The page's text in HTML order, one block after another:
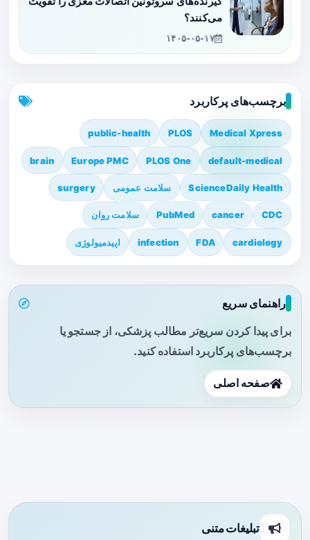
می‌کنند؟
۱۴۰۵-۰۵-۱۷
برچسب‌های پرکاربرد
Medical Xpress
PLOS
public-health
default-medical
PLOS One
Europe PMC
brain
ScienceDaily Health سلامت عمومی surgery
CDC
cancer
PubMed سلامت روان
cardiology
FDA
infection اپیدمیولوژی
راهنمای سریع
برای پیدا کردن سریع‌تر مطالب پزشکی، از جستجو یا
برچسب‌های پرکاربرد استفاده کنید.
صفحه اصلی
تبلیغات متنی